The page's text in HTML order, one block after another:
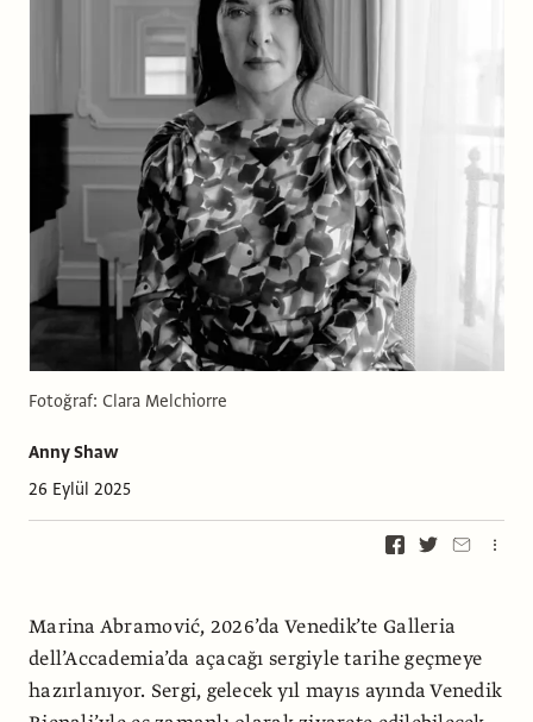
Anny Shaw
26 Eylül 2025
Fotoğraf: Clara Melchiorre
Marina Abramović, 2026’da Venedik’te Galleria
dell’Accademia’da açacağı sergiyle tarihe geçmeye
hazırlanıyor. Sergi, gelecek yıl mayıs ayında Venedik